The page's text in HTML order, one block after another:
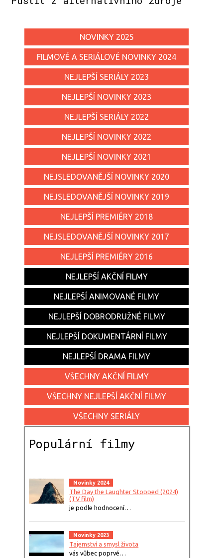
NOVINKY 2025
FILMOVÉ A SERIÁLOVÉ NOVINKY 2024
NEJLEPŠÍ SERIÁLY 2023
NEJLEPŠÍ NOVINKY 2023
NEJLEPŠÍ SERIÁLY 2022
NEJLEPŠÍ NOVINKY 2022
NEJLEPŠÍ NOVINKY 2021
NEJSLEDOVANĚJŠÍ NOVINKY 2020
NEJSLEDOVANĚJŠÍ NOVINKY 2019
NEJLEPŠÍ PREMIÉRY 2018
NEJSLEDOVANĚJŠÍ NOVINKY 2017
NEJLEPŠÍ PREMIÉRY 2016
NEJLEPŠÍ AKČNÍ FILMY
NEJLEPŠÍ ANIMOVANÉ FILMY
NEJLEPŠÍ DOBRODRUŽNÉ FILMY
NEJLEPŠÍ DOKUMENTÁRNÍ FILMY
NEJLEPŠÍ DRAMA FILMY
VŠECHNY AKČNÍ FILMY
VŠECHNY NEJLEPŠÍ AKČNÍ FILMY
VŠECHNY SERIÁLY
Populární filmy
Novinky 2024
The Day the Laughter Stopped (2024)
(TV film)
je podle hodnocení…
Novinky 2023
Tajemství a smysl života
vás vůbec poprvé…